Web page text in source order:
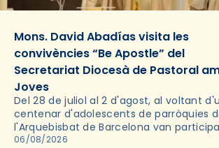
Mons. David Abadías visita les
convivències “Be Apostle” del
Secretariat Diocesà de Pastoral
Joves
Del 28 de juliol al 2 d'agost, al voltant
centenar d'adolescents de parròquies
l'Arquebisbat de Barcelona van
les convivències Be Apostle, organitzades
06/08/2026